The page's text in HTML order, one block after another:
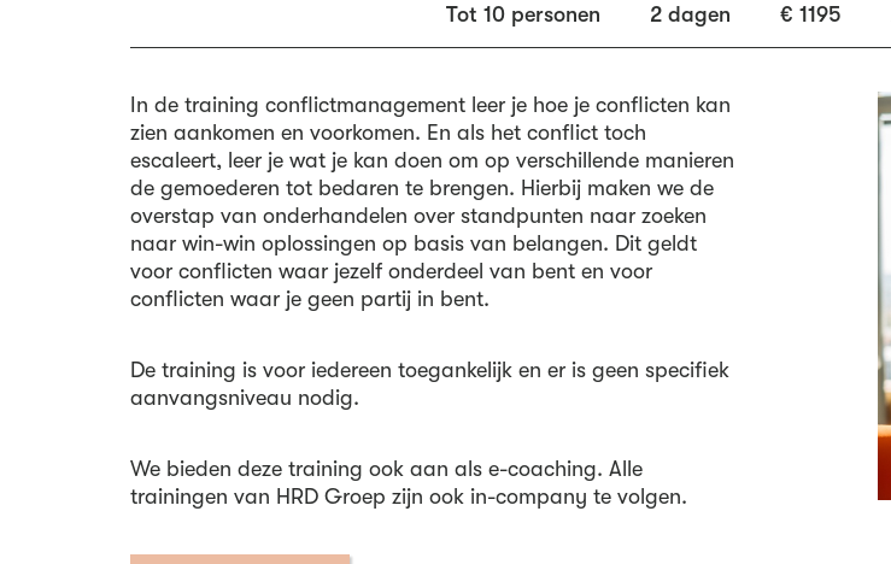
Tot 10 personen 2 dagen € 1195
In de training conflictmanagement leer je hoe je conflicten kan
zien aankomen en voorkomen. En als het conflict toch
escaleert, leer je wat je kan doen om op verschillende manieren
de gemoederen tot bedaren te brengen. Hierbij maken we de
overstap van onderhandelen over standpunten naar zoeken
naar win-win oplossingen op basis van belangen. Dit geldt
voor conflicten waar jezelf onderdeel van bent en voor
conflicten waar je geen partij in bent.
De training is voor iedereen toegankelijk en er is geen specifiek
aanvangsniveau nodig.
We bieden deze training ook aan als e-coaching. Alle
trainingen van HRD Groep zijn ook in-company te volgen.